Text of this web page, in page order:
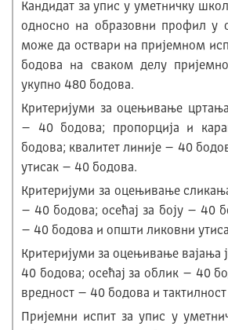
Кандидат за упис у уметничку
односно на образовни профил у
може да оствари на пријемном
бодова на сваком делу
укупно 480 бодова.
Критеријуми за оцењивање
– 40 бодова; пропорција и
бодова; квалитет линије – 40
утисак – 40 бодова.
Критеријуми за оцењивање
– 40 бодова; осећај за боју – 40
– 40 бодова и општи ликовни
Критеријуми за оцењивање вајања
40 бодова; осећај за облик – 40
вредност – 40 бодова и
Пријемни испит за упис у